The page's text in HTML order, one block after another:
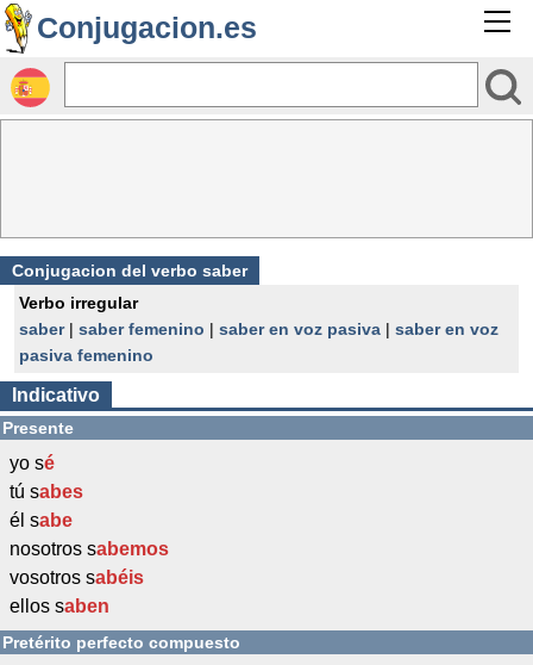
Conjugacion.es
Conjugacion del verbo saber
Verbo irregular
saber| saber femenino | saber en voz pasiva | saber en voz
pasiva femenino
Indicativo
Presente
yo sé
tú sabes
él sabe
nosotros sabemos
vosotros sabéis
ellos saben
Pretérito perfecto compuesto